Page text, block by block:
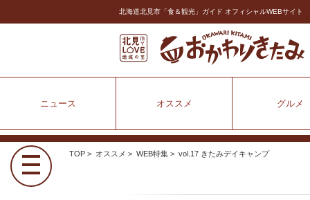
北海道北見市「食＆観光」ガイド オフィシャルWEBサイト
ニュース オススメ グルメ
TOP > オススメ > WEB特集 > vol.17 きたみデイキャンプ